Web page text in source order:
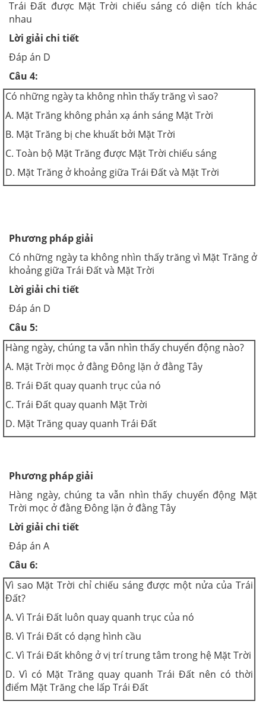
Trái Đất được Mặt Trời chiếu sáng có diện tích khác
nhau
Lời giải chi tiết
Đáp án D
Câu 4:
Có những ngày ta không nhìn thấy trăng vì sao?
A. Mặt Trăng không phản xạ ánh sáng Mặt Trời
B. Mặt Trăng bị che khuất bởi Mặt Trời
C. Toàn bộ Mặt Trăng được Mặt Trời chiếu sáng
D. Mặt Trăng ở khoảng giữa Trái Đất và Mặt Trời
Phương pháp giải
Có những ngày ta không nhìn thấy trăng vì Mặt Trăng ở
khoảng giữa Trái Đất và Mặt Trời
Lời giải chi tiết
Đáp án D
Câu 5:
Hàng ngày, chúng ta vẫn nhìn thấy chuyển động nào?
A. Mặt Trời mọc ở đằng Đông lặn ở đằng Tây
B. Trái Đất quay quanh trục của nó
C. Trái Đất quay quanh Mặt Trời
D. Mặt Trăng quay quanh Trái Đất
Phương pháp giải
Hàng ngày, chúng ta vẫn nhìn thấy chuyển động Mặt
Trời mọc ở đằng Đông lặn ở đằng Tây
Lời giải chi tiết
Đáp án A
Câu 6:
Vì sao Mặt Trời chỉ chiếu sáng được một nửa của Trái
Đất?
A. Vì Trái Đất luôn quay quanh trục của nó
B. Vì Trái Đất có dạng hình cầu
C. Vì Trái Đất không ở vị trí trung tâm trong hệ Mặt Trời
D. Vì có Mặt Trăng quay quanh Trái Đất nên có thời
điểm Mặt Trăng che lấp Trái Đất